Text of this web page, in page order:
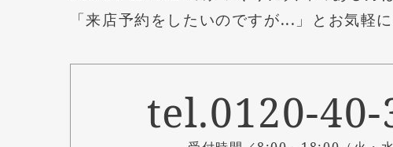
「来店予約をしたいのですが...」とお気軽
tel.0120-